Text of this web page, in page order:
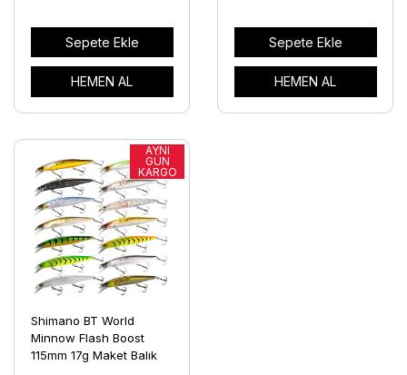
Sepete Ekle
HEMEN AL
Sepete Ekle
HEMEN AL
Shimano BT World
Minnow Flash Boost
115mm 17g Maket Balık